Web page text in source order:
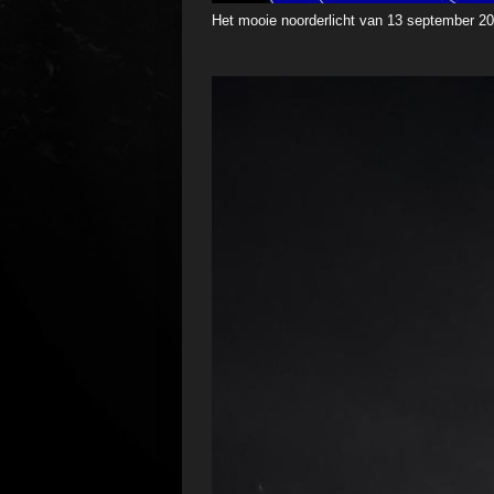
Het mooie noorderlicht van 13 september